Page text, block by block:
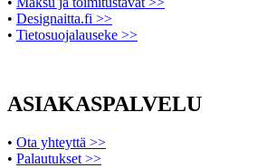
• Designaitta.fi >>
• Tietosuojalauseke >>
ASIAKASPALVELU
• Ota yhteyttä >>
• Palautukset >>